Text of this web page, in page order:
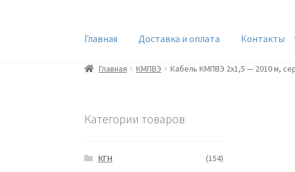
Главная Доставка и оплата Контакты
Главная КМПВЭ Кабель КМПВЭ 2х1,5 — 2010 м,
Категории товаров
КГН
(154)